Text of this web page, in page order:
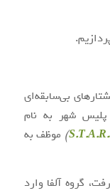
کشت و کشتارهای بی‌سابقه‌ای
پلیس شهر به نام
) موظف به
گروه آلفا وارد